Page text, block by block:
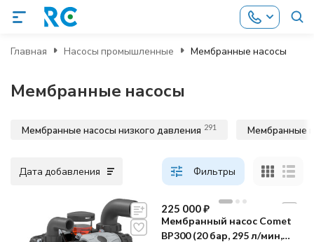
Главная Насосы промышленные Мембранные насосы
Мембранные насосы
Мембранные насосы низкого давления 291 Мембранные
Дата добавления Фильтры
225 000₽
Мембранный насос Comet
BP300 (20 бар, 295 л/мин,